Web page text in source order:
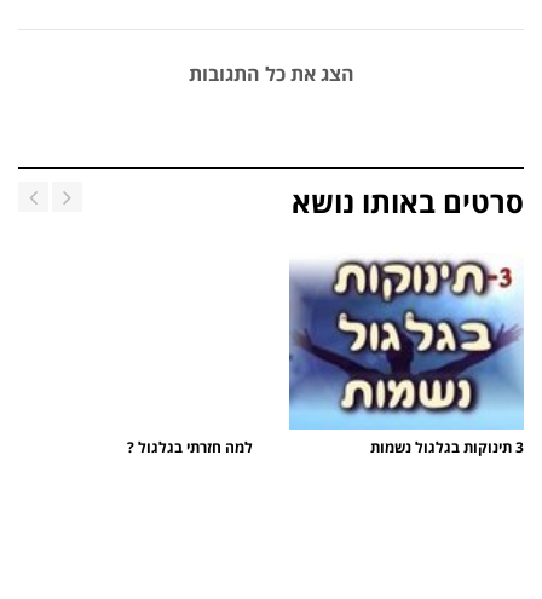
הצג את כל התגובות
סרטים באותו נושא
3 תינוקות בגלגול נשמות למה חזרתי בגלגול ?